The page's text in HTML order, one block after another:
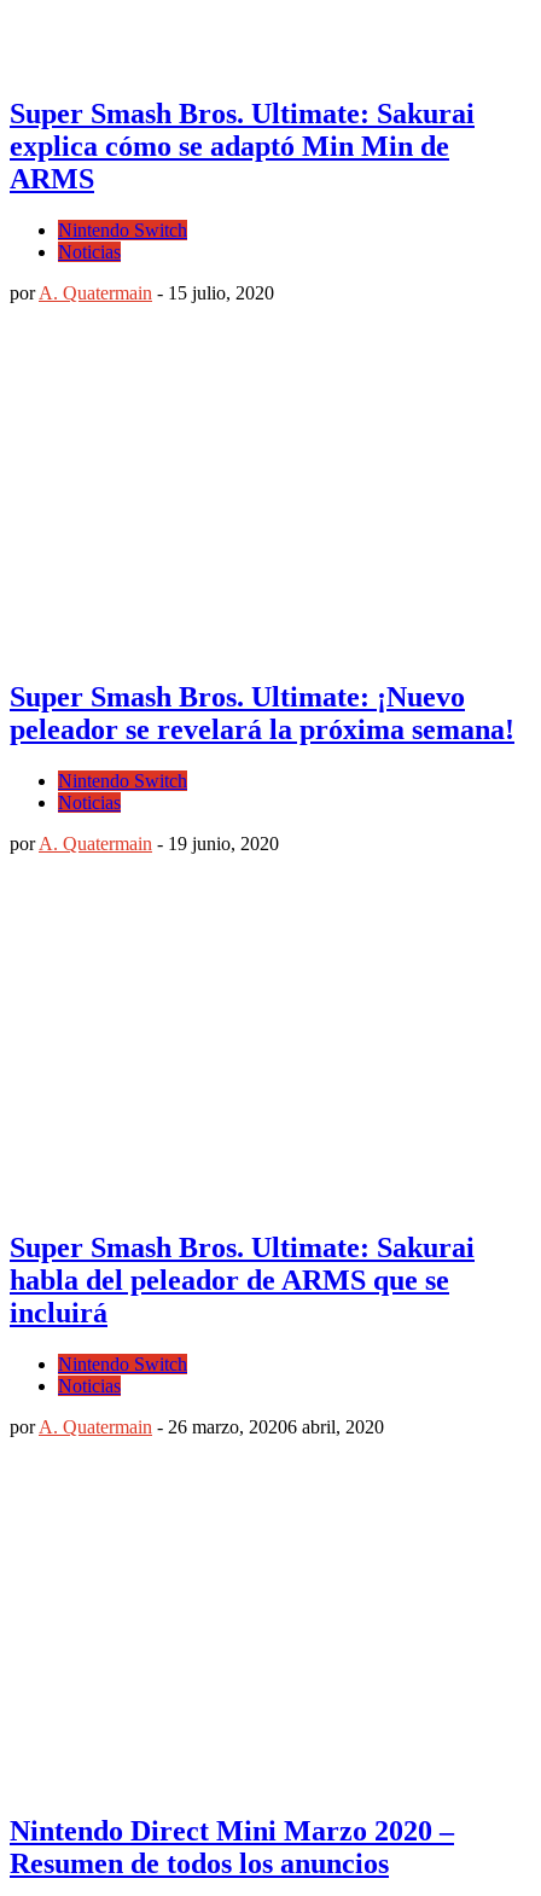
Super Smash Bros. Ultimate: Sakurai
explica cómo se adaptó Min Min de
ARMS
Nintendo Switch
Noticias
porA. Quatermain - 15 julio, 2020
Super Smash Bros. Ultimate: ¡Nuevo
peleador se revelará la próxima semana!
Nintendo Switch
Noticias
porA. Quatermain - 19 junio, 2020
Super Smash Bros. Ultimate: Sakurai
habla del peleador de ARMS que se
incluirá
Nintendo Switch
Noticias
porA. Quatermain - 26 marzo, 20206 abril, 2020
Nintendo Direct Mini Marzo 2020 –
Resumen de todos los anuncios